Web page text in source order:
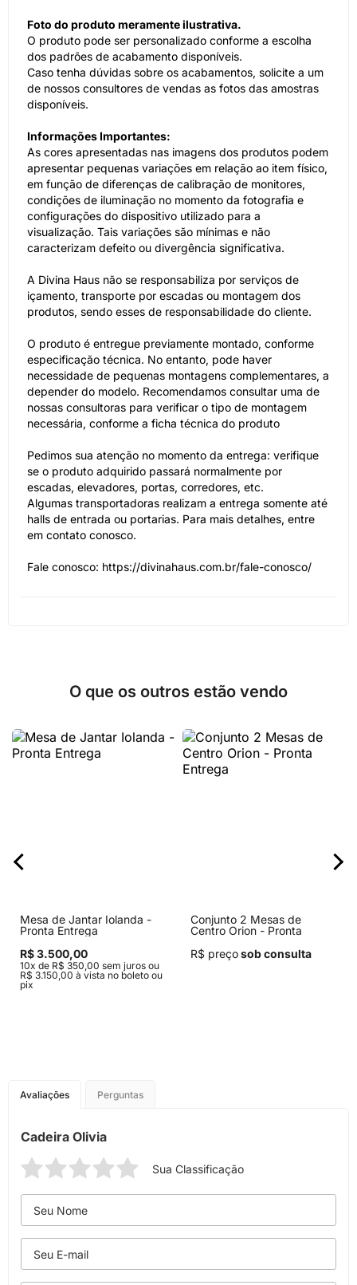
Foto do produto meramente ilustrativa.
O produto pode ser personalizado conforme a escolha
dos padrões de acabamento disponíveis.
Caso tenha dúvidas sobre os acabamentos, solicite a um
de nossos consultores de vendas as fotos das amostras
disponíveis.
Informações Importantes:
As cores apresentadas nas imagens dos produtos podem
apresentar pequenas variações em relação ao item físico,
em função de diferenças de calibração de monitores,
condições de iluminação no momento da fotografia e
configurações do dispositivo utilizado para a
visualização. Tais variações são mínimas e não
caracterizam defeito ou divergência significativa.
A Divina Haus não se responsabiliza por serviços de
içamento, transporte por escadas ou montagem dos
produtos, sendo esses de responsabilidade do cliente.
O produto é entregue previamente montado, conforme
especificação técnica. No entanto, pode haver
necessidade de pequenas montagens complementares, a
depender do modelo. Recomendamos consultar uma de
nossas consultoras para verificar o tipo de montagem
necessária, conforme a ficha técnica do produto
Pedimos sua atenção no momento da entrega: verifique
se o produto adquirido passará normalmente por
escadas, elevadores, portas, corredores, etc.
Algumas transportadoras realizam a entrega somente até
halls de entrada ou portarias. Para mais detalhes, entre
em contato conosco.
Fale conosco: https://divinahaus.com.br/fale-conosco/
O que os outros estão vendo
Mesa de Jantar Iolanda -
Pronta Entrega
R$ 3.500,00
10x de R$ 350,00 sem juros ou
R$ 3.150,00 à vista no boleto ou
pix
Conjunto 2 Mesas de
Centro Orion - Pronta
R$ preçosob consulta
Avaliações Perguntas
Cadeira Olivia
Sua Classificação